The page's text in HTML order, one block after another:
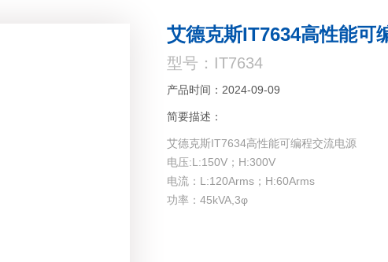
艾德克斯IT7634高性能可
型号：IT7634
产品时间：2024-09-09
简要描述：
艾德克斯IT7634高性能可编程交流电源
电压:L:150V；H:300V
电流：L:120Arms；H:60Arms
功率：45kVA,3φ